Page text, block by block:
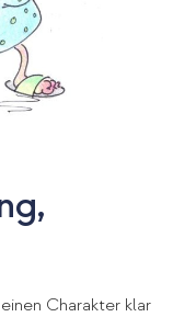
Charakter klar